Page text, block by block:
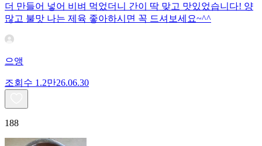
더 만들어 넣어 비벼 먹었더니 간이 딱 맞고 맛있었습니다! 양
많고 불맛 나는 제육 좋아하시면 꼭 드셔보세요~^^
으앵
조회수 1.2만26.06.30
188